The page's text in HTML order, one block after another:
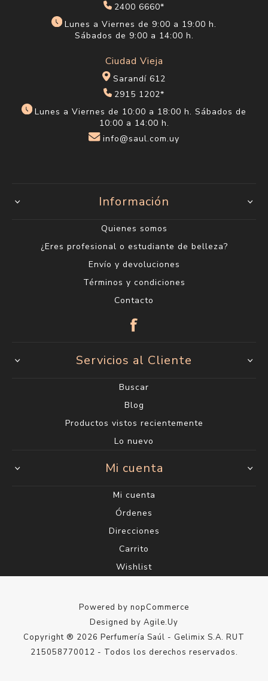
2400 6660*
Lunes a Viernes de 9:00 a 19:00 h.
Sábados de 9:00 a 14:00 h.
Ciudad Vieja
Sarandí 612
2915 1202*
Lunes a Viernes de 10:00 a 18:00 h. Sábados de
10:00 a 14:00 h.
info@saul.com.uy
Información
Quienes somos
¿Eres profesional o estudiante de belleza?
Envío y devoluciones
Términos y condiciones
Contacto
Servicios al Cliente
Buscar
Blog
Productos vistos recientemente
Lo nuevo
Mi cuenta
Mi cuenta
Órdenes
Direcciones
Carrito
Wishlist
Powered by nopCommerce
Designed by Agile.Uy
Copyright ® 2026 Perfumería Saúl - Gelimix S.A. RUT
215058770012 - Todos los derechos reservados.